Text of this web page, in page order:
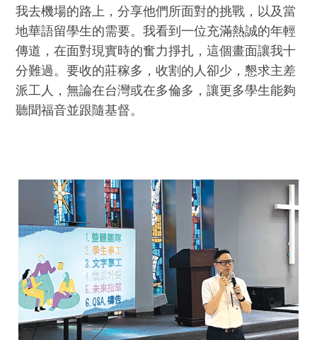
我去機場的路上，分享他們所面對的挑戰，以及當
地華語留學生的需要。我看到一位充滿熱誠的年輕
傳道，在面對現實時的奮力掙扎，這個畫面讓我十
分難過。要收的莊稼多，收割的人卻少，懇求主差
派工人，無論在台灣或在多倫多，讓更多學生能夠
聽聞福音並跟隨基督。